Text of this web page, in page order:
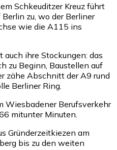
Schkeuditzer Kreuz führt
zu, wo der Berliner
wie die A115 ins
ihre Stockungen: das
zu Beginn, Baustellen auf
zähe Abschnitt der A9 rund
Berliner Ring.
Wiesbadener Berufsverkehr
mitunter Minuten.
Gründerzeitkiezen am
bis zu den weiten